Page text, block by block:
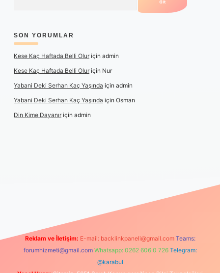
SON YORUMLAR
Kese Kaç Haftada Belli Oluriçin admin
Kese Kaç Haftada Belli Oluriçin Nur
Yabani Deki Serhan Kaç Yaşında için admin
Yabani Deki Serhan Kaç Yaşında için Osman
Din Kime Dayanıriçin admin
Reklam ve İletişim: E-mail: backlinkpaneli@gmail.com Teams:
forumhizmeti@gmail.com Whatsapp: 0262 606 0 726 Telegram:
@karabul